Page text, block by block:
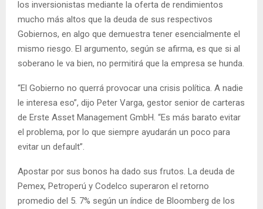
los inversionistas mediante la oferta de rendimientos
mucho más altos que la deuda de sus respectivos
Gobiernos, en algo que demuestra tener esencialmente el
mismo riesgo. El argumento, según se afirma, es que si al
soberano le va bien, no permitirá que la empresa se hunda.
“El Gobierno no querrá provocar una crisis política. A nadie
le interesa eso”, dijo Peter Varga, gestor senior de carteras
de Erste Asset Management GmbH. “Es más barato evitar
el problema, por lo que siempre ayudarán un poco para
evitar un default”.
Apostar por sus bonos ha dado sus frutos. La deuda de
Pemex, Petroperú y Codelco superaron el retorno
promedio del 5. 7% según un índice de Bloomberg de los